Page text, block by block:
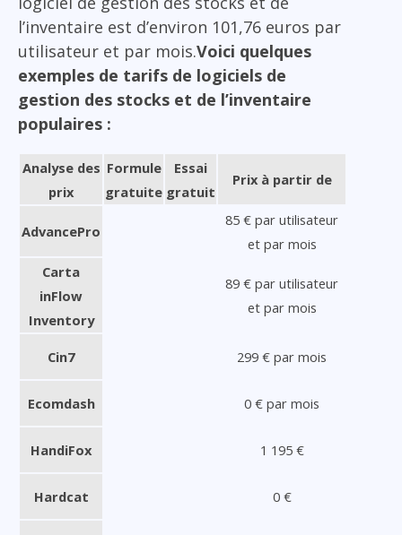
l’inventaire est d’environ 101,76 euros par
utilisateur et par mois.Voici quelques
exemples de tarifs de logiciels de
gestion des stocks et de l’inventaire
populaires :
Analyse des
prix
Formule
gratuite
Essai
gratuit
Prix à partir de
AdvancePro
85 € par utilisateur
et par mois
Carta
inFlow
Inventory
89 € par utilisateur
et par mois
Cin7 299 € par mois
Ecomdash 0 € par mois
HandiFox 1 195 €
Hardcat 0 €